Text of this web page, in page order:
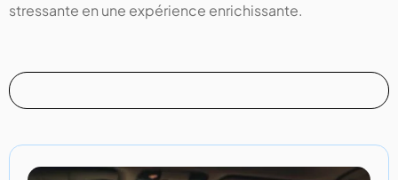
stressante en une expérience enrichissante.